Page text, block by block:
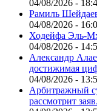
04/08/2026 -
Рамиль
04/08/2026 -
Ходейфа Эль-
04/08/2026 -
Александр
достижимая
04/08/2026 -
Арбитражный
рассмотрит